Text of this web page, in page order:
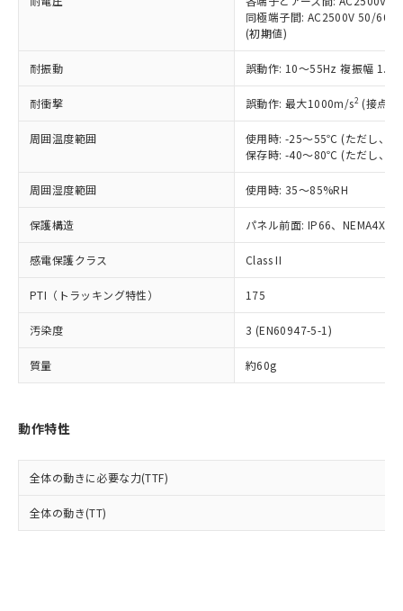
同極端子間: AC2500V 50/
(初期値)
耐振動 誤動作: 10～55Hz 複振幅
耐衝撃 誤動作: 最大1000m/s2 (接点
周囲温度範囲
使用時: -25～55℃ (ただし、氷
保存時: -40～80℃ (ただし、氷
周囲湿度範囲 使用時: 35～85%RH
保護構造 パネル前面: IP66、NEMA4X,
感電保護クラス Class II
PTI（トラッキング特性） 175
汚染度 3 (EN60947-5-1)
質量 約60g
動作特性
全体の動きに必要な力(TTF)
全体の動き(TT)
在庫状況および標準価格照会結果は、
記載している更新日時点での社内デー
タに基づき作成されるものであり、閲
覧された時点での実際の在庫および標
準価格とは異なる場合があることをご
正式な納期状況および標準価格はお客
様のお取引先、またはお客様担当のオ
ムロン制御機器販売店・当社販売員に
オムロン制御機器販売店や当社販売拠
販売ネットワーク
」をご確認
在庫状況および標準価格結果を当社の
事前の承諾なく第三者に漏洩または開
示しないようお願いします。
マイパーツ機能（部品リスト作成サー
ビス）をご利用いただくには、I-Web
メンバーズにご登録されている必要が
引・商談に必要な範囲で利用すること
をご了承ください。
※当社の共同利用者とは、
の共同利用に関して"
の「1.共同利
むを得ず変更することがあります。
六価クロム(Cr(Ⅵ)) 1000ppm以下、ポリ臭化ビフェニル
類(PBB) 1000ppm以下、ポリ臭化ジフェニルエーテル類
(PBDE) 1000ppm以下、フタル酸ビス(2-エチルヘキシ
ル) (DEHP)(別名：DOP) 1000ppm以下、フタル酸ブチ
ルベンジル（BBP） 1000ppm以下、フタル酸ジブチル
（DBP） 1000ppm以下、フタル酸ジイソブチル
適用除外項目は除く。
フタル酸エステル類の４物質については閾値を超える意
図的な使用がないことを確認しています。
部品在庫の切り替え状況などにより、予定
月が前後することがあります。
とができます。
51物質の非含有証明書（当社基準）
「－」：未確認です。当社販売部門へお問
*中国RoHS10物質の基準値 (GB/T26572)：
Pb(鉛) :1000ppm、 Hg(水銀) : 1000ppm、 Cd(カドミウ
Cr(Ⅵ)(六価クロム) : 1000ppm、 PBBs(ポリ臭化ビフェ
DBP(フタル酸ジブチル) : 1000ppm、 DIBP(フタル酸ジ
イソブチル) : 1000ppm、 BBP(フタル酸ブチルベンジ
DEHP(フタル酸ビス(2-エチルヘキシル)) : 1000ppm
※2 環境保護使用期限
「ｅ」：有害物質（10物質）のすべてが基
準値以下であることを示します。
「10」：通常の使用状況下において有害物
質が外部に漏えいし、環境に深刻な影響を
及ぼさない年数を意味します。
「－」：未確認です。当社販売部門へお問
い合わせください。
為替および外国貿易法に定める商品
（以下｢規制貨物等」という）を輸出
または国外への提供する場合は、日本
国政府の輸出許可(または役務取引許
可)を取得するなどの必要な手続きを
当社は規制貨物を破棄する場合は、完
全に破砕するなど、違法に輸出されな
いよう必要な手段を講じます。
当社は貴社製品を、核兵器、ミサイ
ル、化学兵器、生物兵器またはその他
武器並びにこれらの製造装置等に一切
当社は、貴社製品を第三者に販売する
場合は、上記1、2および3の内容を当
該第三者に通知します。また当社は、
販売先および販売に係わる関係者が違
法に輸出するおそれがある場合は、取
り引きをいたしません。
一定数以上の在庫あり
一定数には満たないが在庫あり
在庫なし(最新の在庫状況につ
いては、お客様のお取引先、ま
たはお客様担当のオムロン制御
機器販売店・当社販売員にご確
受注生産機種、また在庫状況の
情報を公開していない機種